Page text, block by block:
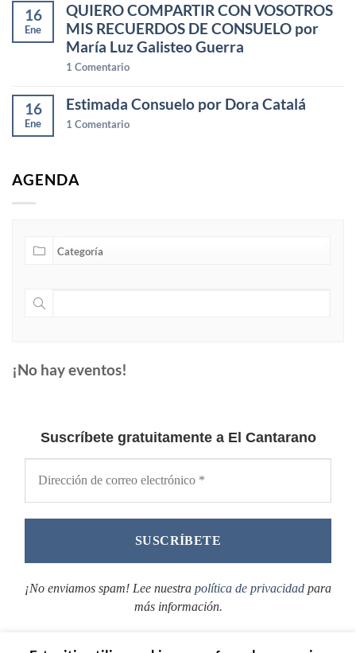
16
Ene
QUIERO COMPARTIR CON VOSOTROS
MIS RECUERDOS DE CONSUELO por
María Luz Galisteo Guerra
1 Comentario
16
Ene
Estimada Consuelo por Dora Catalá
1 Comentario
AGENDA
¡No hay eventos!
Suscríbete gratuitamente a El Cantarano
¡No enviamos spam! Lee nuestra política de privacidad para
más información.